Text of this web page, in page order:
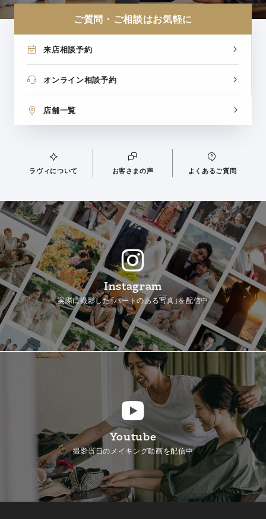
ご質問・ご相談はお気軽に
来店相談予約
オンライン相談予約
店舗一覧
ラヴィについて お客さまの声 よくあるご質問
Instagram
実際に撮影した「ハートのある写真」を配信中
Youtube
撮影当日のメイキング動画を配信中